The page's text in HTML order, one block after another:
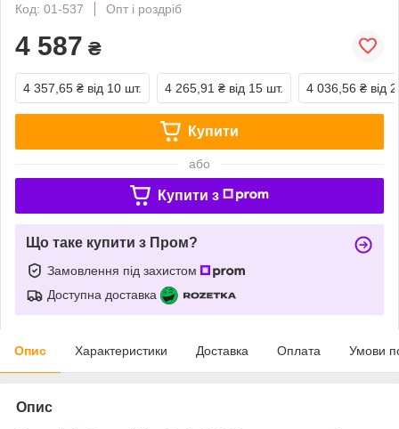
Код: 01-537
Опт і роздріб
4 587 ₴
4 357,65 ₴ від 10 шт. 4 265,91 ₴ від 15 шт. 4 036,56 ₴ від
Купити
або
Купити з
Що таке купити з Пром?
Замовлення під захистом
Доступна доставка
Опис Характеристики Доставка Оплата Умови
Опис